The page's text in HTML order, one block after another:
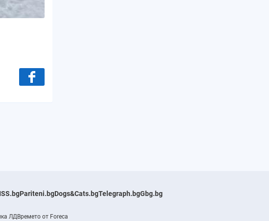
Pariteni.bgDogs&Cats.bgTelegraph.bgGbg.bg
ЛДВремето от Foreca